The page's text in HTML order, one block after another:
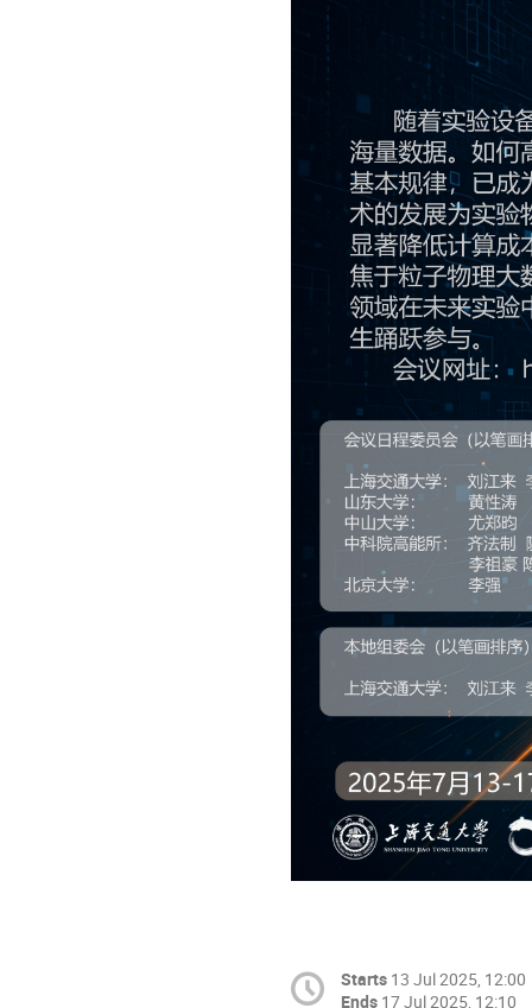
Starts 13 Jul 2025, 12:00
Ends 17 Jul 2025, 12:10